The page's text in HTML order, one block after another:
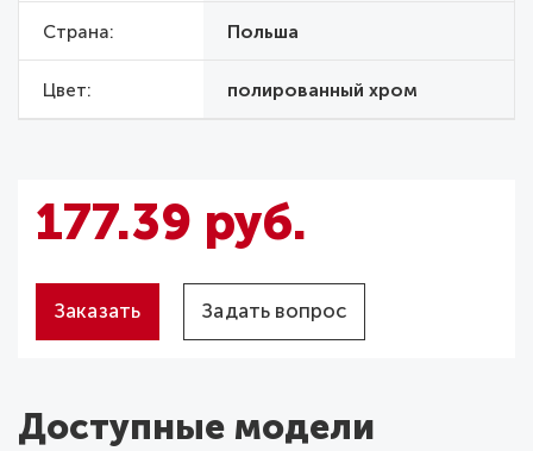
Страна Польша
Цвет полированный хром
177.39 руб.
Заказать Задать вопрос
Доступные модели